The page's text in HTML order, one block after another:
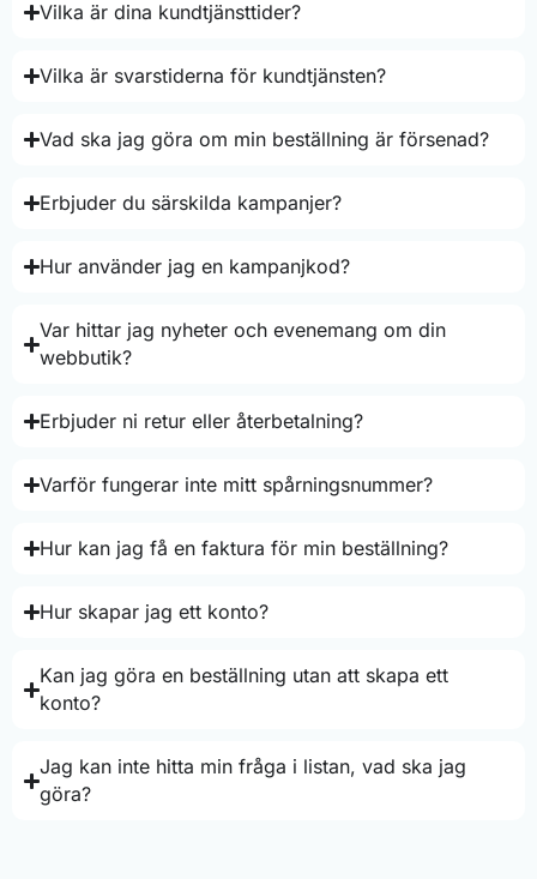
Vilka är dina kundtjänsttider?
Vilka är svarstiderna för kundtjänsten?
Vad ska jag göra om min beställning är försenad?
Erbjuder du särskilda kampanjer?
Hur använder jag en kampanjkod?
Var hittar jag nyheter och evenemang om din
webbutik?
Erbjuder ni retur eller återbetalning?
Varför fungerar inte mitt spårningsnummer?
Hur kan jag få en faktura för min beställning?
Hur skapar jag ett konto?
Kan jag göra en beställning utan att skapa ett
konto?
Jag kan inte hitta min fråga i listan, vad ska jag
göra?